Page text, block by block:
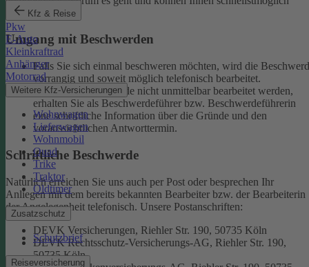
Kfz & Reise
Pkw
E-Auto
Kleinkraftrad
Anhänger
Motorrad
Weitere Kfz-Versicherungen
Wohnwagen
Lieferwagen
Wohnmobil
Quad
Trike
Traktor
Oldtimer
Zusatzschutz
Schutzbrief
Reiseversicherung
weiterhelfen.
Umgang mit Beschwerden
Falls Sie sich einmal beschweren möchten, wird die
vorrangig und soweit möglich telefonisch bearbeitet.
Kann eine Beschwerde nicht unmittelbar bearbeitet werden,
erhalten Sie als Beschwerdeführer bzw. Beschwerdeführerin
eine schriftliche Information über die Gründe und den
voraussichtlichen Antworttermin.
Schriftliche Beschwerde
Natürlich erreichen Sie uns auch per Post oder besprechen Ihr
Anliegen mit dem bereits bekannten Bearbeiter bzw. der Bearbeiterin
der Angelegenheit telefonisch. Unsere Postanschriften:
DEVK Versicherungen, Riehler Str. 190, 50735 Köln
DEVK Rechtsschutz-Versicherungs-AG, Riehler Str. 190,
50735 Köln